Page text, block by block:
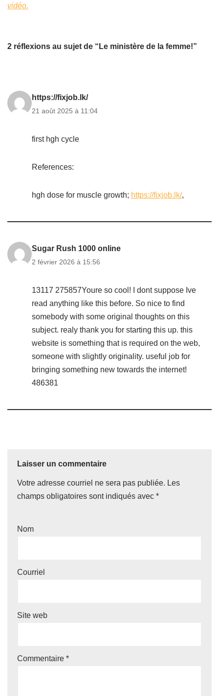
vidéo.
2 réflexions au sujet de “Le ministère de la femme!”
https://fixjob.lk/
21 août 2025 à 11:04
first hgh cycle
References:
hgh dose for muscle growth; https://fixjob.lk/,
Sugar Rush 1000 online
2 février 2026 à 15:56
13117 275857Youre so cool! I dont suppose Ive
read anything like this before. So nice to find
somebody with some original thoughts on this
subject. realy thank you for starting this up. this
website is something that is required on the web,
someone with slightly originality. useful job for
bringing something new towards the internet!
486381
Laisser un commentaire
Votre adresse courriel ne sera pas publiée. Les
champs obligatoires sont indiqués avec *
Nom
Courriel
Site web
Commentaire *